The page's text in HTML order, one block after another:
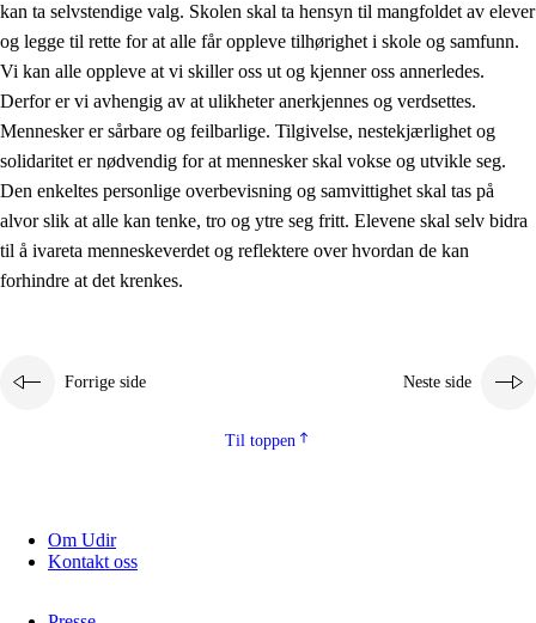
kan ta selvstendige valg. Skolen skal ta hensyn til mangfoldet av elever
og legge til rette for at alle får oppleve tilhørighet i skole og samfunn.
Vi kan alle oppleve at vi skiller oss ut og kjenner oss annerledes.
Derfor er vi avhengig av at ulikheter anerkjennes og verdsettes.
Mennesker er sårbare og feilbarlige. Tilgivelse, nestekjærlighet og
solidaritet er nødvendig for at mennesker skal vokse og utvikle seg.
Den enkeltes personlige overbevisning og samvittighet skal tas på
alvor slik at alle kan tenke, tro og ytre seg fritt. Elevene skal selv bidra
til å ivareta menneskeverdet og reflektere over hvordan de kan
forhindre at det krenkes.
Forrige side Neste side
Til toppen
Om Udir
Kontakt oss